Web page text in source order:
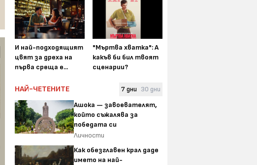
И най-подходящият
цвят за дреха на
първа среща е...
"Мъртва хватка": А
какъв би бил твоят
сценарии?
НАЙ-ЧЕТЕНИТЕ 7 дни 30 дни
Ашока — завоевателят,
който съжалява за
победата си
Личности
Как обезглавен крал даде
името на най-